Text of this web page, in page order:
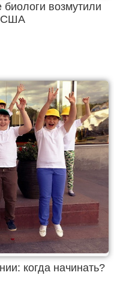
возмутили
США
когда начинать?